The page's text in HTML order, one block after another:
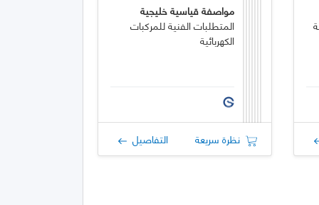
مواصفة قياسية خليجية
المتطلبات الفنية للمركبات
الكهربائية
نظرة سريعة التفاصيل